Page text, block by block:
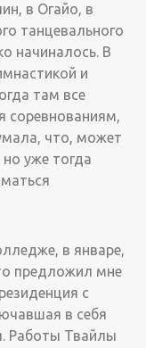
в Огайо, в
танцевального
начиналось. В
и
там все
соревнованиям,
что, может
уже тогда
в январе,
предложил мне
с
в себя
Работы Твайлы